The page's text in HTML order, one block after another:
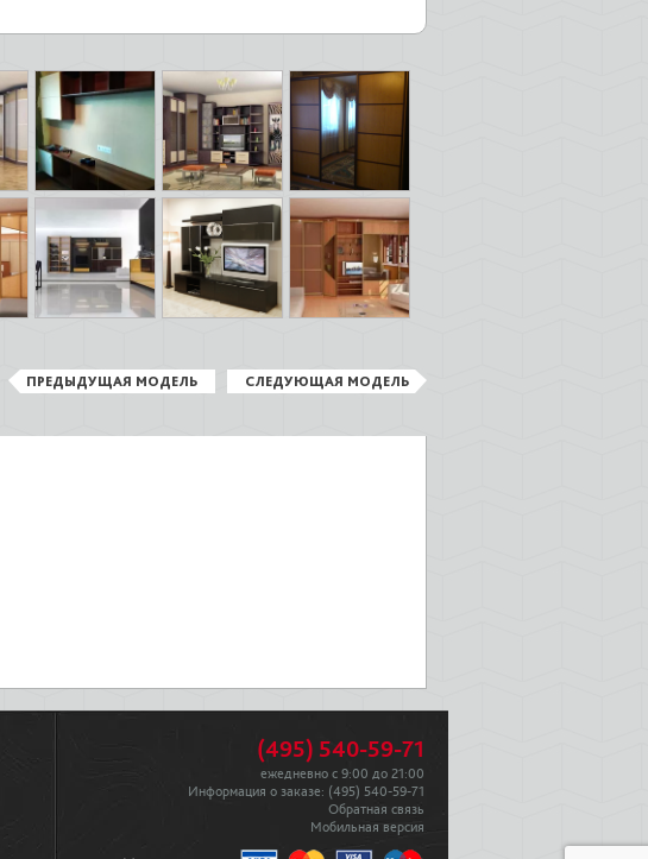
ПРЕДЫДУЩАЯ МОДЕЛЬ СЛЕДУЮЩАЯ МОДЕЛЬ
(495) 540-59-71
ежедневно с 9:00 до 21:00
Информация о заказе: (495) 540-59-71
Обратная связь
Мобильная версия